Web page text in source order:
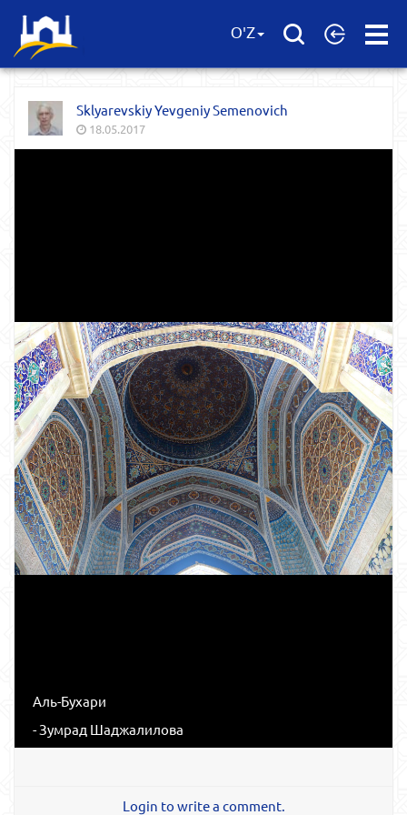
Open
O'Z
Sklyarevskiy Yevgeniy Semenovich
18.05.2017
Аль-Бухари
- Зумрад Шаджалилова
Login to write a comment.